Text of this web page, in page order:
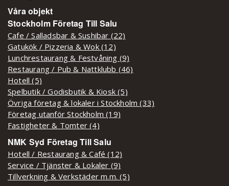
Våra objekt
Stockholm Företag Till Salu
Cafe / Salladsbar & Sushibar (22)
Gatukök / Pizzeria & Wok (12)
Lunchrestaurang & Festvåning (9)
Restaurang / Pub & Nattklubb (46)
Hotell (5)
Spelbutik / Godisbutik & Kiosk (5)
Övriga företag & lokaler i Stockholm (33)
Företag utanför Stockholm (19)
Fastigheter & Tomter (4)
NMK Syd Företag Till Salu
Hotell / Restaurang & Café (12)
Service / Tjänster & Lokaler (9)
Tillverkning & Verkstäder m.m. (5)